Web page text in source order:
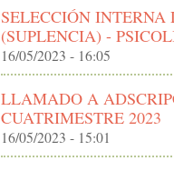
SELECCIÓN
(SUPLENCIA) -
16/05/2023 - 16:05
LLAMADO A
CUATRIMESTRE 2023
16/05/2023 - 15:01